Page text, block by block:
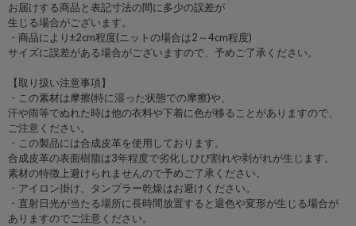
お届けする商品と表記寸法の間に多少の誤差が
生じる場合がございます。
・商品により±2cm程度(ニットの場合は2～4cm程度)
サイズに誤差がある場合がございますので、予めご了承ください。
【取り扱い注意事項】
・この素材は摩擦(特に湿った状態での摩擦)や、
汗や雨等でぬれた時は他の衣料や下着に色が移ることがありますので、
ご注意ください。
・この製品には合成皮革を使用しております。
合成皮革の表面樹脂は3年程度で劣化しひび割れや剥がれが生じます。
素材の特徴上避けられませんので予めご了承ください。
・アイロン掛け、タンプラー乾燥はお避けください。
・直射日光が当たる場所に長時間放置すると退色や変形が生じる場合が
ありますのでご注意ください。